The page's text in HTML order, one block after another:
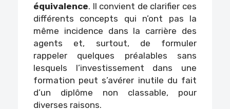
équivalence. Il convient de clarifier ces
différents concepts qui n’ont pas la
même incidence dans la carrière des
agents et, surtout, de formuler
rappeler quelques préalables sans
lesquels l’investissement dans une
formation peut s’avérer inutile du fait
d’un diplôme non classable, pour
diverses raisons.